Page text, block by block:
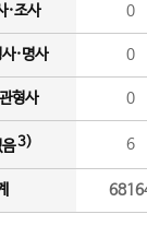
·조사 0
·명사 0
형사 0
3) 6